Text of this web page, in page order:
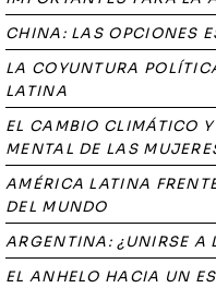
CHINA: LAS OPCIONES
LA COYUNTURA
LATINA
EL CAMBIO CLIMÁTICO
MENTAL DE LAS
AMÉRICA LATINA
DEL MUNDO
ARGENTINA: ¿UNIRSE A
EL ANHELO HACIA UN